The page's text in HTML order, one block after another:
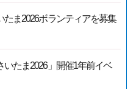
ま2026ボランティアを募集
いたま2026」開催1年前イベ